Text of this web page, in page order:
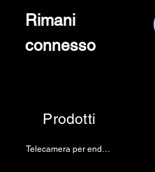
Rimani
connesso
Prodotti
Telecamera per endoscopia